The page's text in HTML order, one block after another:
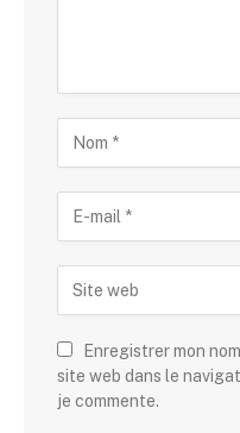
Enregistrer mon
site web dans le
je commente.